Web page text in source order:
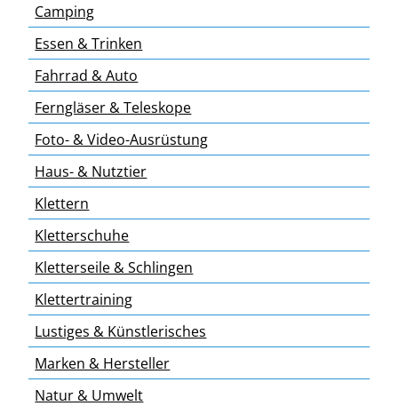
Camping
Essen & Trinken
Fahrrad & Auto
Ferngläser & Teleskope
Foto- & Video-Ausrüstung
Haus- & Nutztier
Klettern
Kletterschuhe
Kletterseile & Schlingen
Klettertraining
Lustiges & Künstlerisches
Marken & Hersteller
Natur & Umwelt